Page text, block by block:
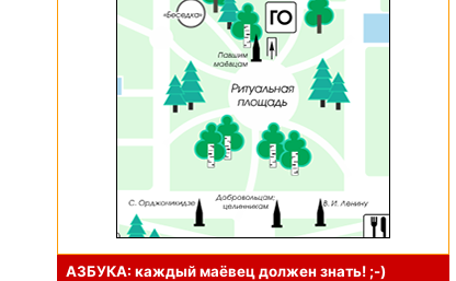
АЗБУКА: каждый маёвец должензнать! ;-)